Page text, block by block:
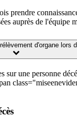
prendre
auprès de l'équipe
d'organe lors
sur une personne